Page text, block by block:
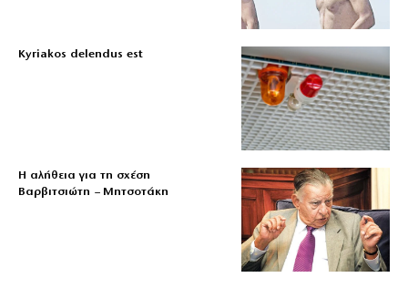
Kyriakos delendus est
Η αλήθεια για τη σχέση
Βαρβιτσιώτη – Μητσοτάκη